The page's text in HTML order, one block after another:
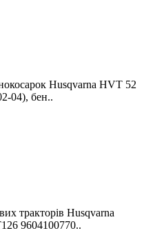
Husqvarna HVT 52
04), бен..
тракторів Husqvarna
9604100770..